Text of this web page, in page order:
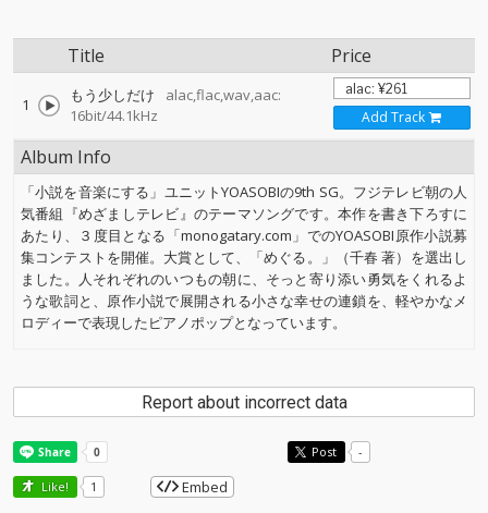
Title Price
1 もう少しだけ
alac,flac,wav,aac:
16bit/44.1kHz
Add Track
Album Info
「小説を音楽にする」ユニットYOASOBIの9th SG。フジテレビ朝の人
気番組『めざましテレビ』のテーマソングです。本作を書き下ろすに
あたり、３度目となる「monogatary.com」でのYOASOBI原作小説募
集コンテストを開催。大賞として、「めぐる。」（千春 著）を選出し
ました。人それぞれのいつもの朝に、そっと寄り添い勇気をくれるよ
うな歌詞と、原作小説で展開される小さな幸せの連鎖を、軽やかなメ
ロディーで表現したピアノポップとなっています。
Report about incorrect data
Post -
Like! 1 Embed